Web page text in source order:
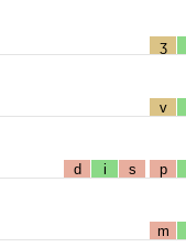
ʒ
v
d i s p
m